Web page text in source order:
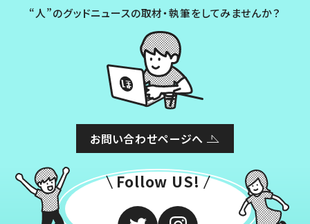
“人”のグッドニュースの取材・執筆をしてみませんか？
お問い合わせページへ
Follow US!